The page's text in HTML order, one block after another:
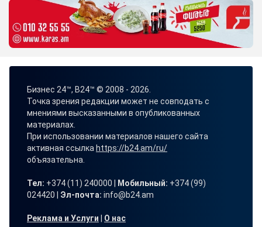
Бизнес 24™, B24™ © 2008 - 2026.
Точка зрения редакции может не совподать с
мнениями высказанными в опубликованных
материалах.
При использовании материалов нашего сайта
активная ссылка https://b24.am/ru/
объязательна.
Тел: +374 (11) 240000 | Мобильный: +374 (99)
024420 | Эл-почта: info@b24.am
Реклама и Услуги О нас